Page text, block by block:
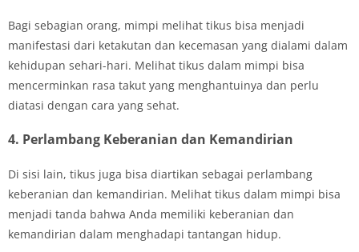
Bagi sebagian orang, mimpi melihat tikus bisa menjadi
manifestasi dari ketakutan dan kecemasan yang dialami dalam
kehidupan sehari-hari. Melihat tikus dalam mimpi bisa
mencerminkan rasa takut yang menghantuinya dan perlu
diatasi dengan cara yang sehat.
4. Perlambang Keberanian dan Kemandirian
Di sisi lain, tikus juga bisa diartikan sebagai perlambang
keberanian dan kemandirian. Melihat tikus dalam mimpi bisa
menjadi tanda bahwa Anda memiliki keberanian dan
kemandirian dalam menghadapi tantangan hidup.